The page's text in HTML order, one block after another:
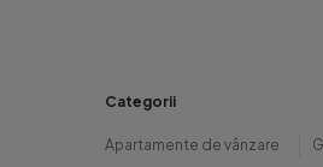
Categorii
Apartamente de vânzare